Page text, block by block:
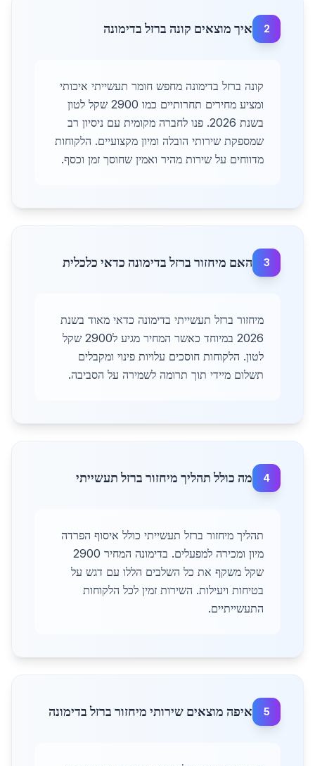
2 איך מוצאים קונה ברזל בדימונה
קונה ברזל בדימונה מחפש חומר תעשייתי איכותי
ומציע מחירים תחרותיים כמו 2900 שקל לטון
בשנת 2026. פנו לחברה מקומית עם ניסיון רב
שמספקת שירותי הובלה ומיון מקצועיים. הלקוחות
מדווחים על שירות מהיר ואמין שחוסך זמן וכסף.
3 האם מיחזור ברזל בדימונה כדאי כלכלית
מיחזור ברזל תעשייתי בדימונה כדאי מאוד בשנת
2026 במיוחד כאשר המחיר מגיע ל2900 שקל
לטון. הלקוחות חוסכים עלויות פינוי ומקבלים
תשלום מיידי תוך תרומה לשמירה על הסביבה.
4 מה כולל תהליך מיחזור ברזל תעשייתי
תהליך מיחזור ברזל תעשייתי כולל איסוף הפרדה
מיון ומכירה למפעלים. בדימונה המחיר 2900
שקל משקף את כל השלבים הללו עם דגש על
בטיחות ויעילות. השירות זמין לכל הלקוחות
התעשייתיים.
5 איפה מוצאים שירותי מיחזור ברזל בדימונה